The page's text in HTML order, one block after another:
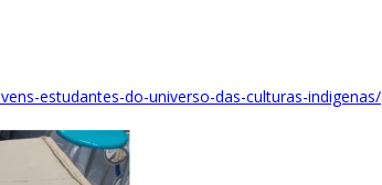
estudantes-do-universo-das-culturas-indigenas/